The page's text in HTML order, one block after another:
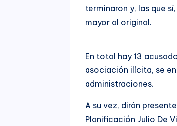
terminaron y, las que
mayor al original.
En total hay 13
asociación ilícita, se
administraciones.
A su vez, dirán
Planificación Julio De